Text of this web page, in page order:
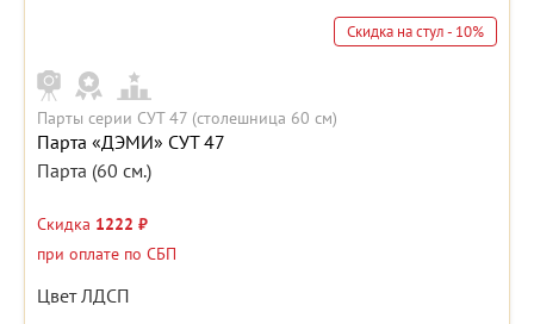
Скидка на стул - 10%
Парты серии СУТ 47 (столешница 60 см)
Парта «ДЭМИ» СУТ 47
Парта (60 см.)
Скидка 1222 ₽
при оплате по СБП
Цвет ЛДСП